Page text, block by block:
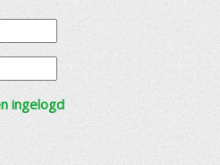
ingelogd